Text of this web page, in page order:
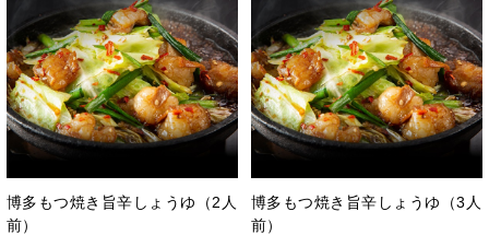
博多もつ焼き旨辛しょうゆ（2人
前）
博多もつ焼き旨辛しょうゆ（3人
前）